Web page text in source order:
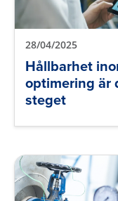
28/04/2025
Hållbarhet
optimering är
steget